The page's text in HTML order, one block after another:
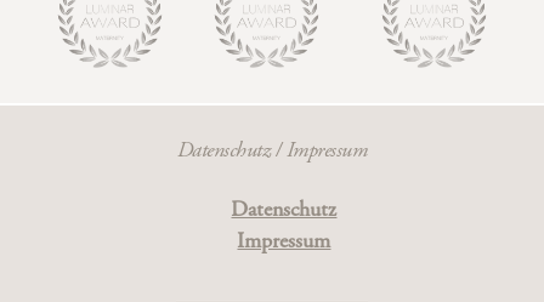
Datenschutz / Impressum
Datenschutz
Impressum